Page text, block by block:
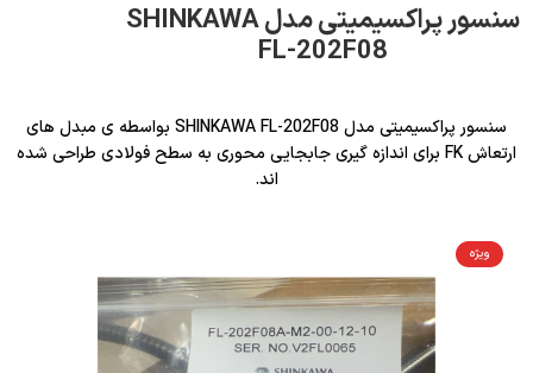
سنسور پراکسیمیتی مدل SHINKAWA
FL-202F08
سنسور پراکسیمیتی مدل SHINKAWA FL-202F08 بواسطه ی مبدل های
ارتعاش FK برای اندازه گیری جابجایی محوری به سطح فولادی طراحی شده
اند.
ویژه